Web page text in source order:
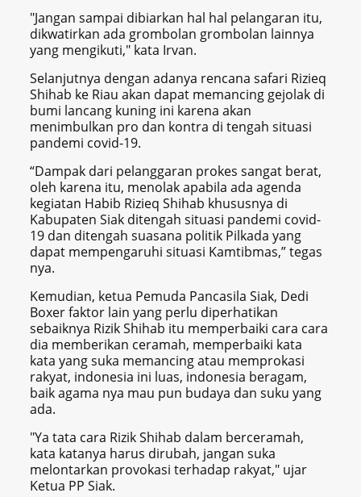
"Jangan sampai dibiarkan hal hal pelangaran itu,
dikwatirkan ada grombolan grombolan lainnya
yang mengikuti," kata Irvan.
Selanjutnya dengan adanya rencana safari Rizieq
Shihab ke Riau akan dapat memancing gejolak di
bumi lancang kuning ini karena akan
menimbulkan pro dan kontra di tengah situasi
pandemi covid-19.
“Dampak dari pelanggaran prokes sangat berat,
oleh karena itu, menolak apabila ada agenda
kegiatan Habib Rizieq Shihab khususnya di
Kabupaten Siak ditengah situasi pandemi covid-
19 dan ditengah suasana politik Pilkada yang
dapat mempengaruhi situasi Kamtibmas,” tegas
nya.
Kemudian, ketua Pemuda Pancasila Siak, Dedi
Boxer faktor lain yang perlu diperhatikan
sebaiknya Rizik Shihab itu memperbaiki cara cara
dia memberikan ceramah, memperbaiki kata
kata yang suka memancing atau memprokasi
rakyat, indonesia ini luas, indonesia beragam,
baik agama nya mau pun budaya dan suku yang
ada.
"Ya tata cara Rizik Shihab dalam berceramah,
kata katanya harus dirubah, jangan suka
melontarkan provokasi terhadap rakyat," ujar
Ketua PP Siak.